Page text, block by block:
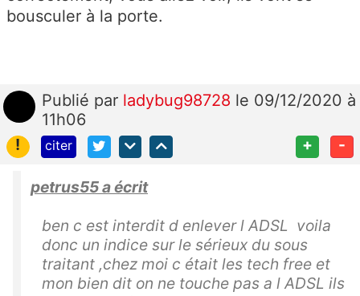
bousculer à la porte.
Publié par ladybug98728 le 09/12/2020 à
11h06
!
citer + -
petrus55 a écrit
ben c est interdit d enlever l ADSL voila
donc un indice sur le sérieux du sous
traitant ,chez moi c était les tech free et
mon bien dit on ne touche pas a l ADSL ils